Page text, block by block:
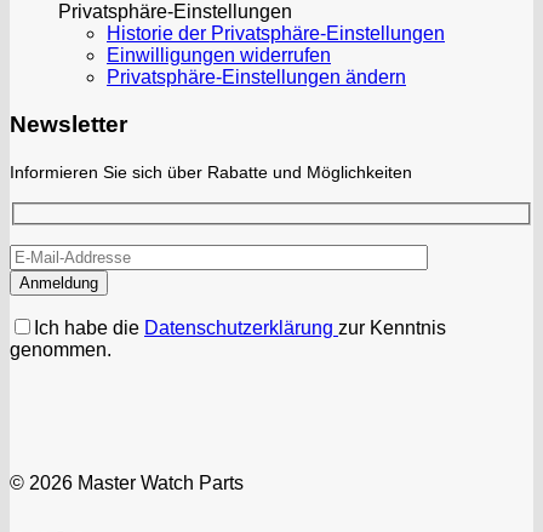
Privatsphäre-Einstellungen
Historie der Privatsphäre-Einstellungen
Einwilligungen widerrufen
Privatsphäre-Einstellungen ändern
Newsletter
Informieren Sie sich über Rabatte und Möglichkeiten
Ich habe die Datenschutzerklärung zur Kenntnis
genommen.
© 2026 Master Watch Parts